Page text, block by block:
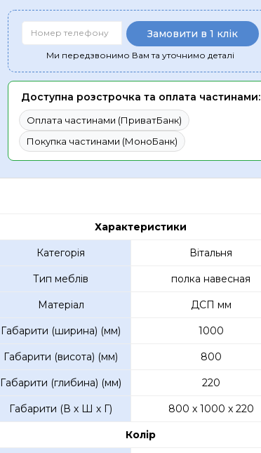
Замовити в 1 клік
Ми передзвонимо Вам та уточнимо деталі
Доступна розстрочка та оплата частинами:
Оплата частинами (ПриватБанк)
Покупка частинами (МоноБанк)
Характеристики
Категорія Вітальня
Тип меблів полка навесная
Матеріал ДСП мм
Габарити (ширина) (мм) 1000
Габарити (висота) (мм) 800
Габарити (глибина) (мм) 220
Габарити (В х Ш х Г) 800 x 1000 x 220
Колір